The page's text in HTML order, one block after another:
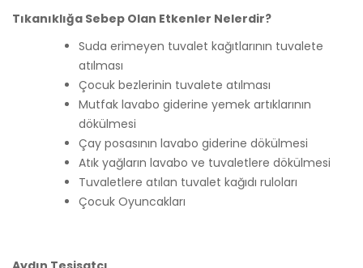
Tıkanıklığa Sebep Olan Etkenler Nelerdir?
Suda erimeyen tuvalet kağıtlarının tuvalete
atılması
Çocuk bezlerinin tuvalete atılması
Mutfak lavabo giderine yemek artıklarının
dökülmesi
Çay posasının lavabo giderine dökülmesi
Atık yağların lavabo ve tuvaletlere dökülmesi
Tuvaletlere atılan tuvalet kağıdı ruloları
Çocuk Oyuncakları